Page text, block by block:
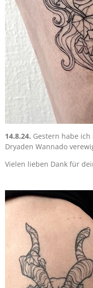
14.8.24. Gestern habe
Dryaden Wannado
Vielen lieben Dank für